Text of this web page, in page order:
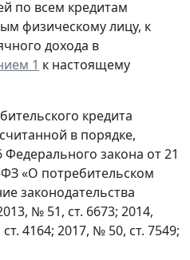
по всем кредитам
физическому лицу, к
дохода в
1 к настоящему
кредита
в порядке,
закона от 21
«О потребительском
законодательства
№ 51, ст. 6673; 2014,
4164; 2017, № 50, ст. 7549;